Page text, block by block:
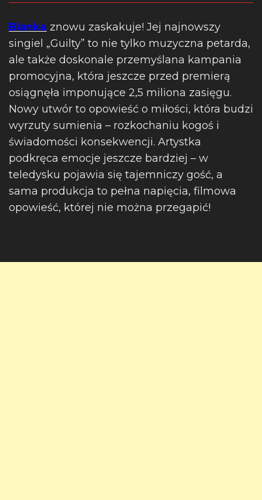
Blanka znowu zaskakuje! Jej najnowszy
singiel „Guilty” to nie tylko muzyczna petarda,
ale także doskonale przemyślana kampania
promocyjna, która jeszcze przed premierą
osiągnęła imponujące 2,5 miliona zasięgu.
Nowy utwór to opowieść o miłości, która budzi
wyrzuty sumienia – rozkochaniu kogoś i
świadomości konsekwencji. Artystka
podkręca emocje jeszcze bardziej – w
teledysku pojawia się tajemniczy gość, a
sama produkcja to pełna napięcia, filmowa
opowieść, której nie można przegapić!